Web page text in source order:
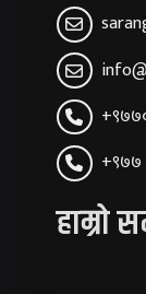
+९७७
हाम्रो